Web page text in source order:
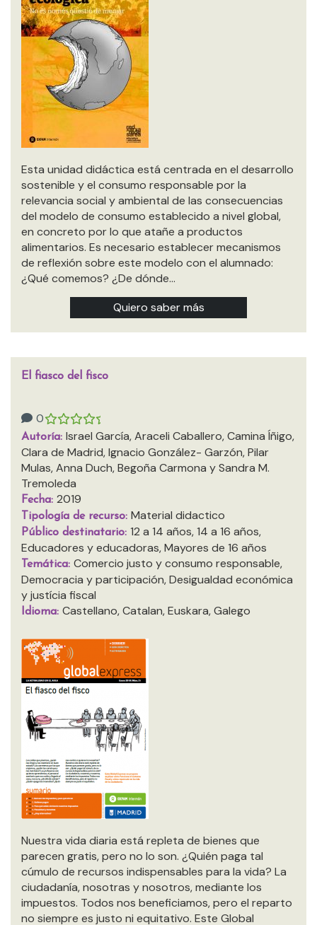
Esta unidad didáctica está centrada en el desarrollo
sostenible y el consumo responsable por la
relevancia social y ambiental de las consecuencias
del modelo de consumo establecido a nivel global,
en concreto por lo que atañe a productos
alimentarios. Es necesario establecer mecanismos
de reflexión sobre este modelo con el alumnado:
¿Qué comemos? ¿De dónde…
Quiero saber más
El fiasco del fisco
0
Autoría: Israel García, Araceli Caballero, Camina Íñigo,
Clara de Madrid, Ignacio González- Garzón, Pilar
Mulas, Anna Duch, Begoña Carmona y Sandra M.
Tremoleda
Fecha: 2019
Tipología de recurso: Material didactico
Público destinatario: 12 a 14 años, 14 a 16 años,
Educadores y educadoras, Mayores de 16 años
Temática: Comercio justo y consumo responsable,
Democracia y participación, Desigualdad económica
y justícia fiscal
Idioma: Castellano, Catalan, Euskara, Galego
Nuestra vida diaria está repleta de bienes que
parecen gratis, pero no lo son. ¿Quién paga tal
cúmulo de recursos indispensables para la vida? La
ciudadanía, nosotras y nosotros, mediante los
impuestos. Todos nos beneficiamos, pero el reparto
no siempre es justo ni equitativo. Este Global